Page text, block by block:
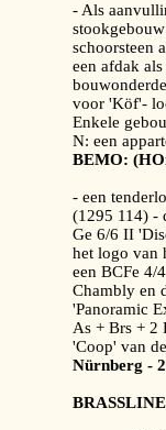
- Als
schoorsteen
een afdak
voor 'Köf'-
Enkele
N: een
BEMO:
- een
(1295 114) -
Ge 6/6 II
het logo van
een BCFe 4/
Chambly en
'Panoramic
As + Brs + 2
'Coop' van
Nürnberg -